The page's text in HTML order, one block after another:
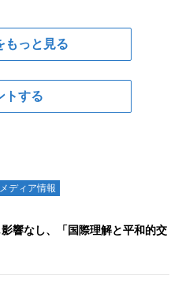
もっと見る
トする
ディア情報
響なし、「国際理解と平和的交